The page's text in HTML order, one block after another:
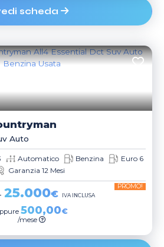
scheda
Auto
Automatico Benzina
Euro 6
Garanzia 12 Mesi
25.000€
PROMO!
IVA INCLUSA
500,00€
/mese